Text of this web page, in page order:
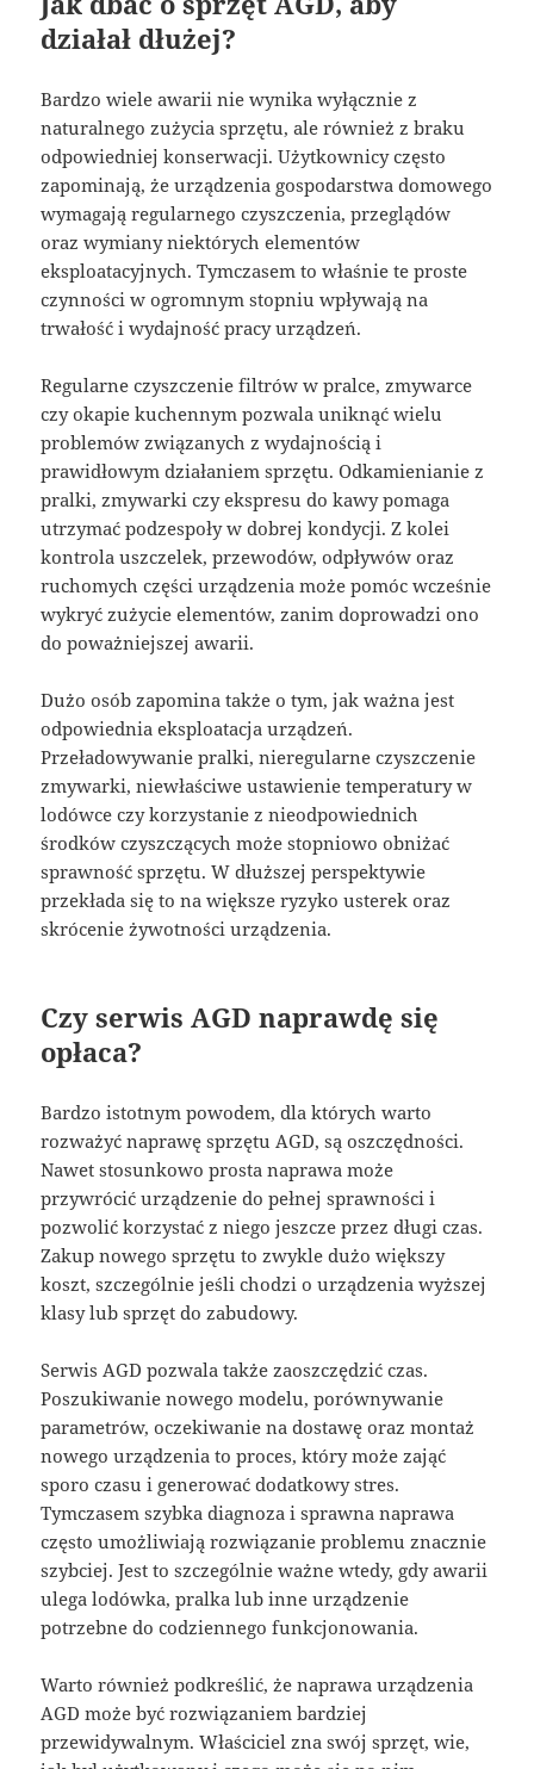
działał dłużej?
Bardzo wiele awarii nie wynika wyłącznie z
naturalnego zużycia sprzętu, ale również z braku
odpowiedniej konserwacji. Użytkownicy często
zapominają, że urządzenia gospodarstwa domowego
wymagają regularnego czyszczenia, przeglądów
oraz wymiany niektórych elementów
eksploatacyjnych. Tymczasem to właśnie te proste
czynności w ogromnym stopniu wpływają na
trwałość i wydajność pracy urządzeń.
Regularne czyszczenie filtrów w pralce, zmywarce
czy okapie kuchennym pozwala uniknąć wielu
problemów związanych z wydajnością i
prawidłowym działaniem sprzętu. Odkamienianie z
pralki, zmywarki czy ekspresu do kawy pomaga
utrzymać podzespoły w dobrej kondycji. Z kolei
kontrola uszczelek, przewodów, odpływów oraz
ruchomych części urządzenia może pomóc wcześnie
wykryć zużycie elementów, zanim doprowadzi ono
do poważniejszej awarii.
Dużo osób zapomina także o tym, jak ważna jest
odpowiednia eksploatacja urządzeń.
Przeładowywanie pralki, nieregularne czyszczenie
zmywarki, niewłaściwe ustawienie temperatury w
lodówce czy korzystanie z nieodpowiednich
środków czyszczących może stopniowo obniżać
sprawność sprzętu. W dłuższej perspektywie
przekłada się to na większe ryzyko usterek oraz
skrócenie żywotności urządzenia.
Czy serwis AGD naprawdę się
opłaca?
Bardzo istotnym powodem, dla których warto
rozważyć naprawę sprzętu AGD, są oszczędności.
Nawet stosunkowo prosta naprawa może
przywrócić urządzenie do pełnej sprawności i
pozwolić korzystać z niego jeszcze przez długi czas.
Zakup nowego sprzętu to zwykle dużo większy
koszt, szczególnie jeśli chodzi o urządzenia wyższej
klasy lub sprzęt do zabudowy.
Serwis AGD pozwala także zaoszczędzić czas.
Poszukiwanie nowego modelu, porównywanie
parametrów, oczekiwanie na dostawę oraz montaż
nowego urządzenia to proces, który może zająć
sporo czasu i generować dodatkowy stres.
Tymczasem szybka diagnoza i sprawna naprawa
często umożliwiają rozwiązanie problemu znacznie
szybciej. Jest to szczególnie ważne wtedy, gdy awarii
ulega lodówka, pralka lub inne urządzenie
potrzebne do codziennego funkcjonowania.
Warto również podkreślić, że naprawa urządzenia
AGD może być rozwiązaniem bardziej
przewidywalnym. Właściciel zna swój sprzęt, wie,